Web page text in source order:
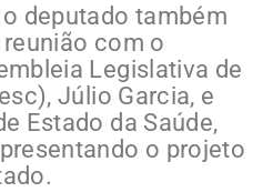
o deputado também
com o
Legislativa de
Júlio Garcia, e
Estado da Saúde,
o projeto